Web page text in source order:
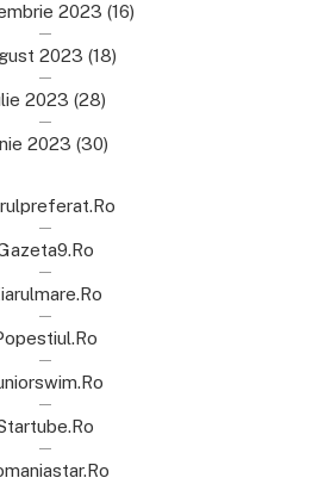
2023 (16)
2023 (18)
2023 (28)
2023 (30)